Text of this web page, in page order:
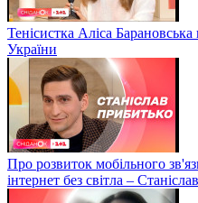
Тенісистка Аліса
України
Про розвиток мобільного
інтернет без світла –